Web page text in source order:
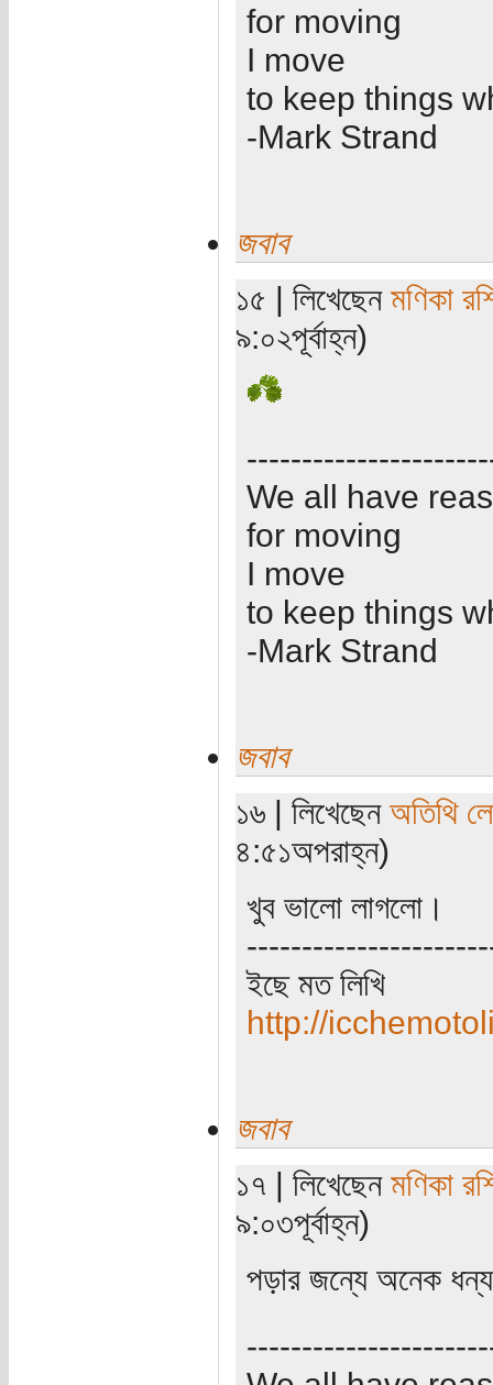
for moving
I move
to keep things
-Mark Strand
জবাব
১৫ | লিখেছেন মণিকা
৯:০২পূর্বাহ্ন)
We all have
for moving
I move
to keep things
-Mark Strand
জবাব
১৬ | লিখেছেন অতিথি
৪:৫১অপরাহ্ন)
খুব ভালো লাগলো।
ইছে মত লিখি
http://
জবাব
১৭ | লিখেছেন মণিকা
৯:০৩পূর্বাহ্ন)
পড়ার জন্যে অনেক